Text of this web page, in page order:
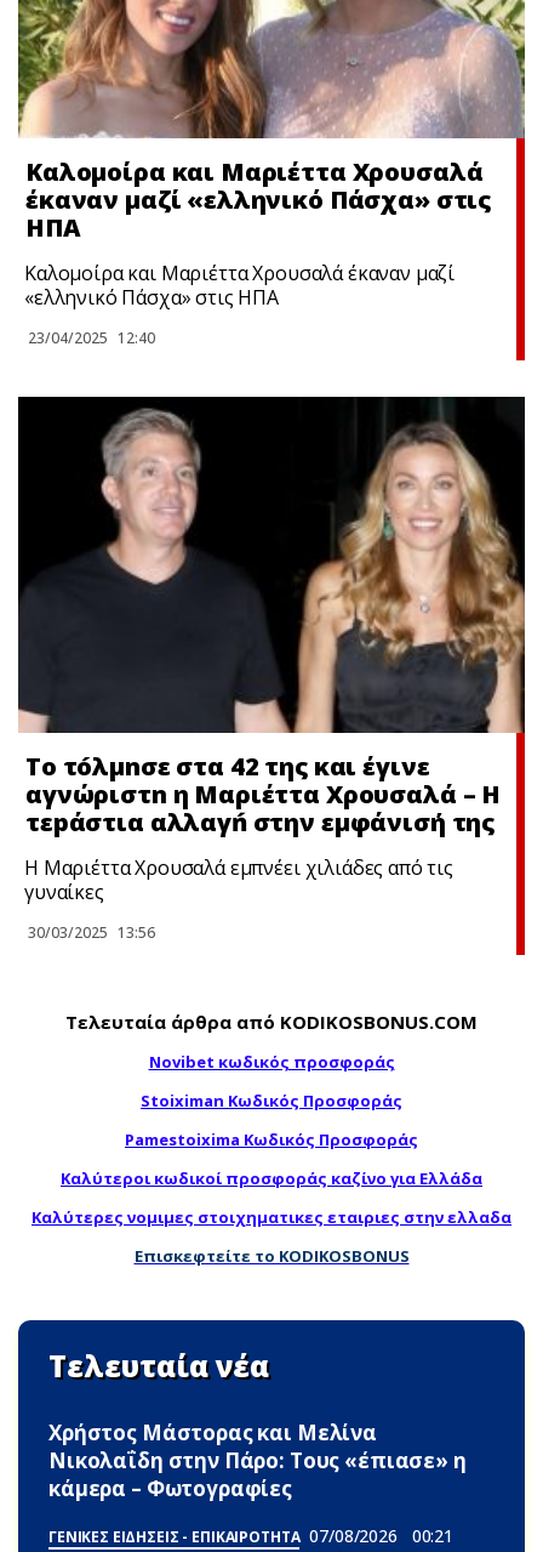
Καλομοίρα και Μαριέττα Χρουσαλά
έκαναν μαζί «ελληνικό Πάσχα» στις
ΗΠΑ
Καλομοίρα και Μαριέττα Χρουσαλά έκαναν μαζί
«ελληνικό Πάσχα» στις ΗΠΑ
23/04/2025 12:40
Το τóλμnσε στα 42 της και έγινε
αγνώριστn η Μαριέττα Χρουσαλά – Η
τεpάστια αλλαγń στην εμφάνισή της
Η Μαριέττα Χρουσαλά εμπνέει χιλιάδες από τις
γυναίκες
30/03/2025 13:56
Τελευταία άρθρα από KODIKOSBONUS.COM
Novibet κωδικός προσφοράς
Stoiximan Κωδικός Προσφοράς
Pamestoixima Κωδικός Προσφοράς
Καλύτεροι κωδικοί προσφοράς καζίνο για Ελλάδα
Καλύτερες νομιμες στοιχηματικες εταιριες στην ελλαδα
Επισκεφτείτε το KODIKOSBONUS
Τελευταία νέα
Χρήστος Μάστορας και Μελίνα
Νικολαΐδη στην Πάρο: Τους «έπιασε» η
κάμερα – Φωτογραφίες
ΓΕΝΙΚΕΣ ΕΙΔΗΣΕΙΣ - ΕΠΙΚΑΙΡΟΤΗΤΑ 07/08/2026 00:21